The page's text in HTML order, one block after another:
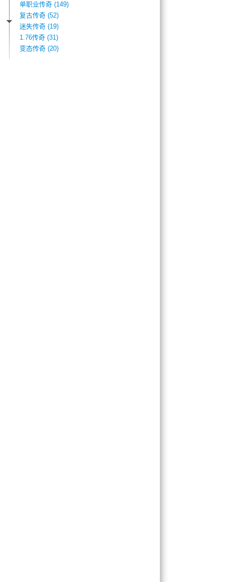
单职业传奇 (149)
复古传奇 (52)
迷失传奇 (19)
1.76传奇 (31)
变态传奇 (20)